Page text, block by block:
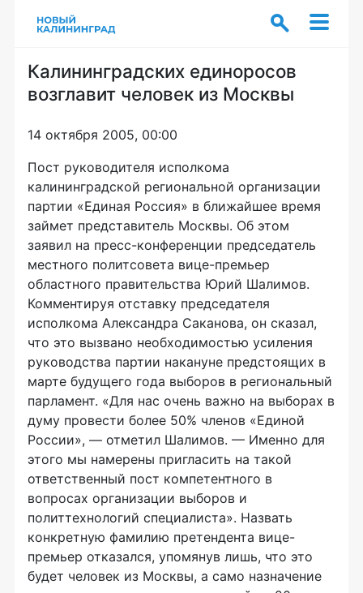
Калининградских единоросов
возглавит человек из Москвы
14 октября 2005, 00:00
Пост руководителя исполкома
калининградской региональной организации
партии «Единая Россия» в ближайшее время
займет представитель Москвы. Об этом
заявил на пресс-конференции председатель
местного политсовета вице-премьер
областного правительства Юрий Шалимов.
Комментируя отставку председателя
исполкома Александра Саканова, он сказал,
что это вызвано необходимостью усиления
руководства партии накануне предстоящих в
марте будущего года выборов в региональный
парламент. «Для нас очень важно на выборах в
думу провести более 50% членов «Единой
России», — отметил Шалимов. — Именно для
этого мы намерены пригласить на такой
ответственный пост компетентного в
вопросах организации выборов и
политтехнологий специалиста». Назвать
конкретную фамилию претендента вице-
премьер отказался, упомянув лишь, что это
будет человек из Москвы, а само назначение